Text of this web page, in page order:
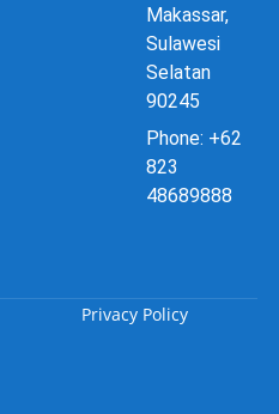
Makassar,
Sulawesi
Selatan
90245
Phone: +62
823
48689888
Privacy Policy